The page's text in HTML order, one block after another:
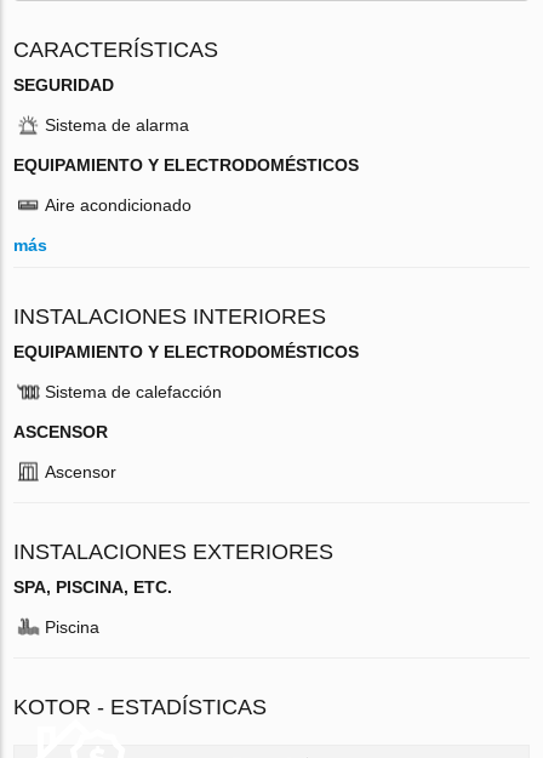
CARACTERÍSTICAS
SEGURIDAD
Sistema de alarma
EQUIPAMIENTO Y ELECTRODOMÉSTICOS
Aire acondicionado
más
INSTALACIONES INTERIORES
EQUIPAMIENTO Y ELECTRODOMÉSTICOS
Sistema de calefacción
ASCENSOR
Ascensor
INSTALACIONES EXTERIORES
SPA, PISCINA, ETC.
Piscina
KOTOR - ESTADÍSTICAS